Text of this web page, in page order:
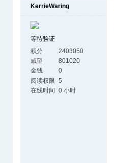
KerrieWaring
等待验证
积分
2403050
威望
801020
金钱
0
阅读权限 5
在线时间 0 小时